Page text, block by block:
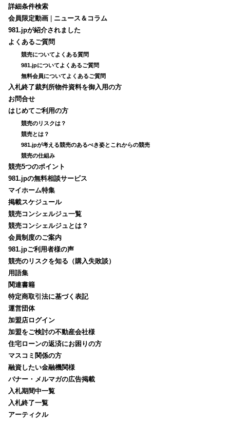
詳細条件検索
会員限定動画
ニュース＆コラム
981.jpが紹介されました
よくあるご質問
競売についてよくある質問
981.jpについてよくあるご質問
無料会員についてよくあるご質問
入札終了裁判所物件資料を御入用の方
お問合せ
はじめてご利用の方
競売のリスクは？
競売とは？
981.jpが考える競売のあるべき姿とこれからの競売
競売の仕組み
競売5つのポイント
981.jpの無料相談サービス
マイホーム特集
掲載スケジュール
競売コンシェルジュ一覧
競売コンシェルジュとは？
会員制度のご案内
981.jpご利用者様の声
競売のリスクを知る（購入失敗談）
用語集
関連書籍
特定商取引法に基づく表記
運営団体
加盟店ログイン
加盟をご検討の不動産会社様
住宅ローンの返済にお困りの方
マスコミ関係の方
融資したい金融機関様
バナー・メルマガの広告掲載
入札期間中一覧
入札終了一覧
アーティクル